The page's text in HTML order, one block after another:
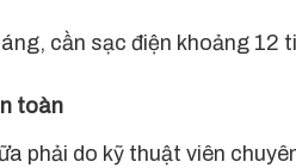
cần sạc điện khoảng 12
toàn
phải do kỹ thuật viên